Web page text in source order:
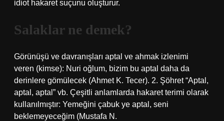
idiot hakaret suçunu oluşturur.
Salaklar ne demek?
Görünüşü ve davranışları aptal ve ahmak izlenimi
veren (kimse): Nuri oğlum, bizim bu aptal daha da
derinlere gömülecek (Ahmet K. Tecer). 2. Şöhret “Aptal,
aptal, aptal” vb. Çeşitli anlamlarda hakaret terimi olarak
kullanılmıştır: Yemeğini çabuk ye aptal, seni
beklemeyeceğim (Mustafa N.